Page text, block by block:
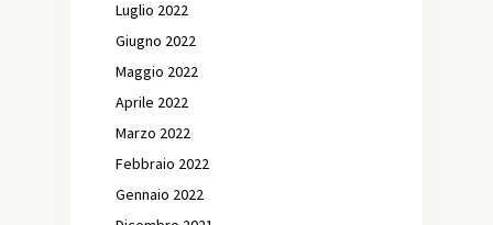
Luglio 2022
Giugno 2022
Maggio 2022
Aprile 2022
Marzo 2022
Febbraio 2022
Gennaio 2022